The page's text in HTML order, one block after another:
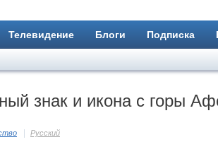
Телевидение Блоги Подписка
знак и икона с горы
Русский